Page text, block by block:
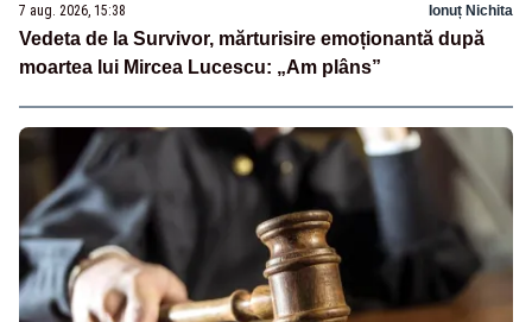
7 aug. 2026, 15:38 Ionuț Nichita
Vedeta de la Survivor, mărturisire emoționantă după
moartea lui Mircea Lucescu: „Am plâns”